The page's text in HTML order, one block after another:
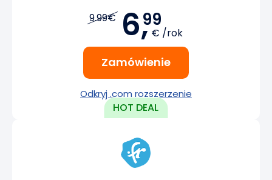
9.99€ 6,99
€ /rok
Zamówienie
Odkryj .com rozszerzenie